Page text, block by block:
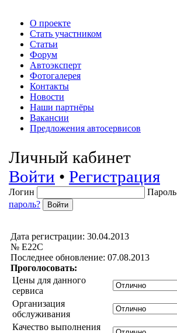
О проекте
Стать участником
Статьи
Форум
Автоэксперт
Фотогалерея
Контакты
Новости
Наши партнёры
Вакансии
Предложения автосервисов
Личный кабинет
Войти • Регистрация
Логин
Пароль
пароль?
Дата регистрации: 30.04.2013
№ Е22С
Последнее обновление: 07.08.2013
Проголосовать:
Цены для данного
сервиса
Организация
обслуживания
Качество выполнения